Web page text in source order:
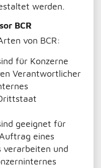
werden.
BCR
von BCR:
für Konzerne
Verantwortlicher
geeignet für
eines
verarbeiten und